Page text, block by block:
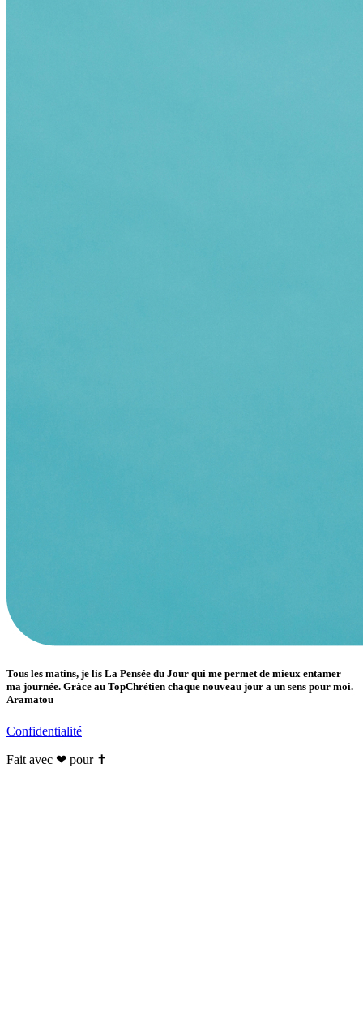
Tous les matins, je lis La Pensée du Jour qui me permet de mieux entamer
ma journée. Grâce au TopChrétien chaque nouveau jour a un sens pour moi.
Aramatou
Confidentialité
Fait avec ❤ pour ✝️️